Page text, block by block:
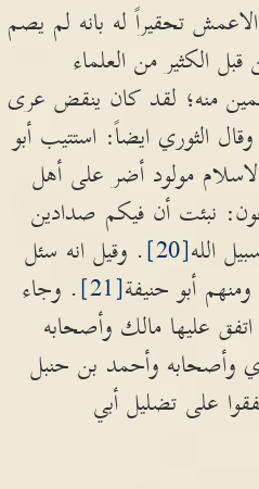
تحقيراً له بانه لم يصم
الكثير من العلماء
منه؛ لقد كان ينقض عرى
الثوري ايضاً: استتيب أبو
مولود أضر على أهل
نبئت أن فيكم صدادين
الله[20]
. وقيل انه سئل
أبو حنيفة[21]
. وجاء
عليها مالك وأصحابه
وأصحابه وأحمد بن حنبل
على تضليل أبي